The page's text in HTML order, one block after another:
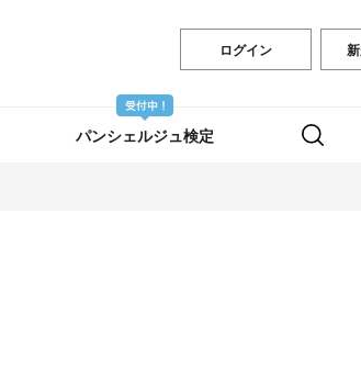
ログイン
パンシェルジュ検定